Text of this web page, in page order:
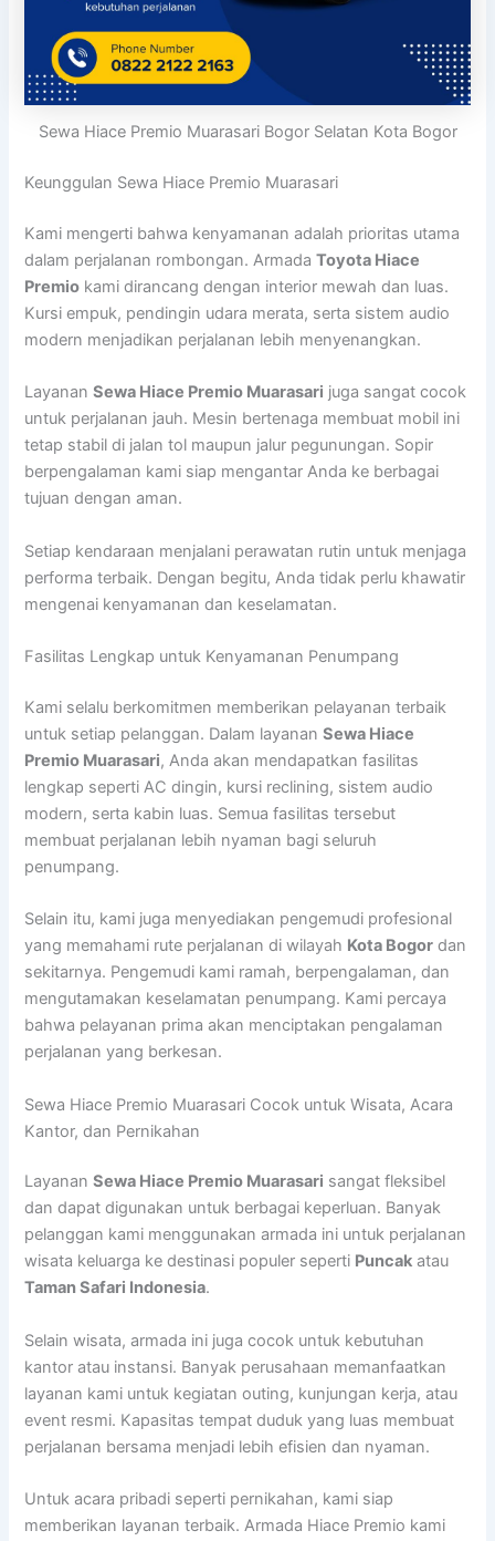
Sewa Hiace Premio Muarasari Bogor Selatan Kota Bogor
Keunggulan Sewa Hiace Premio Muarasari
Kami mengerti bahwa kenyamanan adalah prioritas utama
dalam perjalanan rombongan. ArmadaToyota Hiace
Premio kami dirancang dengan interior mewah dan luas.
Kursi empuk, pendingin udara merata, serta sistem audio
modern menjadikan perjalanan lebih menyenangkan.
LayananSewa Hiace Premio Muarasari juga sangat cocok
untuk perjalanan jauh. Mesin bertenaga membuat mobil ini
tetap stabil di jalan tol maupun jalur pegunungan. Sopir
berpengalaman kami siap mengantar Anda ke berbagai
tujuan dengan aman.
Setiap kendaraan menjalani perawatan rutin untuk menjaga
performa terbaik. Dengan begitu, Anda tidak perlu khawatir
mengenai kenyamanan dan keselamatan.
Fasilitas Lengkap untuk Kenyamanan Penumpang
Kami selalu berkomitmen memberikan pelayanan terbaik
untuk setiap pelanggan. Dalam layananSewa Hiace
Premio Muarasari, Anda akan mendapatkan fasilitas
lengkap seperti AC dingin, kursi reclining, sistem audio
modern, serta kabin luas. Semua fasilitas tersebut
membuat perjalanan lebih nyaman bagi seluruh
penumpang.
Selain itu, kami juga menyediakan pengemudi profesional
yang memahami rute perjalanan di wilayah Kota Bogor dan
sekitarnya. Pengemudi kami ramah, berpengalaman, dan
mengutamakan keselamatan penumpang. Kami percaya
bahwa pelayanan prima akan menciptakan pengalaman
perjalanan yang berkesan.
Sewa Hiace Premio Muarasari Cocok untuk Wisata, Acara
Kantor, dan Pernikahan
LayananSewa Hiace Premio Muarasari sangat fleksibel
dan dapat digunakan untuk berbagai keperluan. Banyak
pelanggan kami menggunakan armada ini untuk perjalanan
wisata keluarga ke destinasi populer seperti Puncak atau
Taman Safari Indonesia.
Selain wisata, armada ini juga cocok untuk kebutuhan
kantor atau instansi. Banyak perusahaan memanfaatkan
layanan kami untuk kegiatan outing, kunjungan kerja, atau
event resmi. Kapasitas tempat duduk yang luas membuat
perjalanan bersama menjadi lebih efisien dan nyaman.
Untuk acara pribadi seperti pernikahan, kami siap
memberikan layanan terbaik. Armada Hiace Premio kami